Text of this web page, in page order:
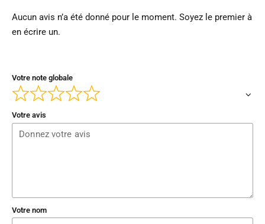
Aucun avis n’a été donné pour le moment. Soyez le premier à
en écrire un.
Votre note globale
Votre avis
Votre nom